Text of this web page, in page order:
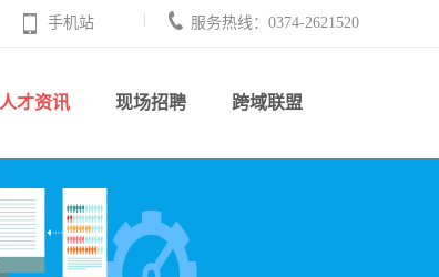
手机站 服务热线：0374-2621520
人才资讯 现场招聘 跨域联盟